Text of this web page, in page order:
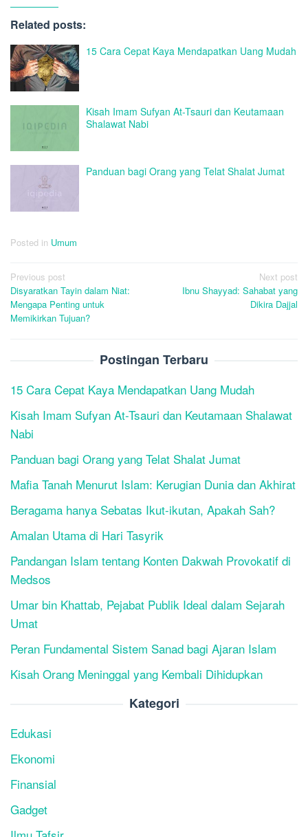
Related posts:
15 Cara Cepat Kaya Mendapatkan Uang Mudah
Kisah Imam Sufyan At-Tsauri dan Keutamaan
Shalawat Nabi
Panduan bagi Orang yang Telat Shalat Jumat
Posted in Umum
Post
navigation
Previous post
Disyaratkan Tayin dalam Niat:
Mengapa Penting untuk
Memikirkan Tujuan?
Next post
Ibnu Shayyad: Sahabat yang
Dikira Dajjal
Postingan Terbaru
15 Cara Cepat Kaya Mendapatkan Uang Mudah
Kisah Imam Sufyan At-Tsauri dan Keutamaan Shalawat
Nabi
Panduan bagi Orang yang Telat Shalat Jumat
Mafia Tanah Menurut Islam: Kerugian Dunia dan Akhirat
Beragama hanya Sebatas Ikut-ikutan, Apakah Sah?
Amalan Utama di Hari Tasyrik
Pandangan Islam tentang Konten Dakwah Provokatif di
Medsos
Umar bin Khattab, Pejabat Publik Ideal dalam Sejarah
Umat
Peran Fundamental Sistem Sanad bagi Ajaran Islam
Kisah Orang Meninggal yang Kembali Dihidupkan
Kategori
Edukasi
Ekonomi
Finansial
Gadget